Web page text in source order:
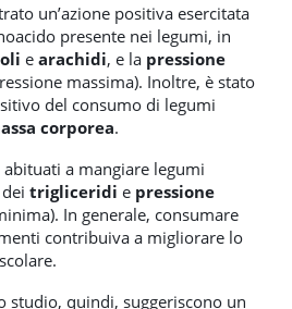
un’azione positiva esercitata
presente nei legumi, in
e arachidi, e la pressione
massima). Inoltre, è stato
del consumo di legumi
corporea.
a mangiare legumi
trigliceridi e pressione
In generale, consumare
contribuiva a migliorare lo
studio, quindi, suggeriscono un